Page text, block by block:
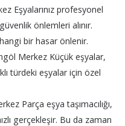
Eşyalarınız profesyonel
önlemleri alınır.
bir hasar önlenir.
Merkez Küçük eşyalar,
türdeki eşyalar için özel
Parça eşya taşımacılığı,
gerçekleşir. Bu da zaman